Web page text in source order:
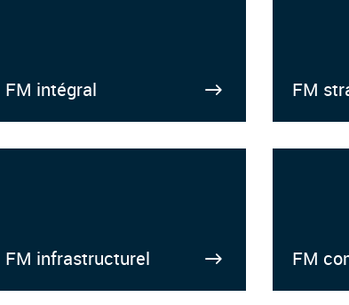
FM intégral FM
FM infrastructurel FM